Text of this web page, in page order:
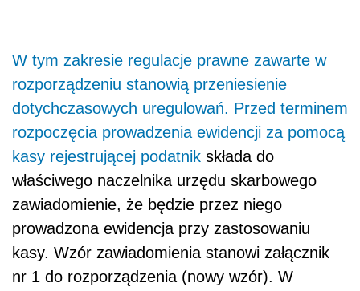
W tym zakresie regulacje prawne zawarte w
rozporządzeniu stanowią przeniesienie
dotychczasowych uregulowań. Przed terminem
rozpoczęcia prowadzenia ewidencji za pomocą
kasy rejestrującej podatnik składa do
właściwego naczelnika urzędu skarbowego
zawiadomienie, że będzie przez niego
prowadzona ewidencja przy zastosowaniu
kasy. Wzór zawiadomienia stanowi załącznik
nr 1 do rozporządzenia (nowy wzór). W